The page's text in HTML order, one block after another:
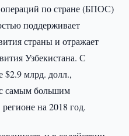
операций по стране (БПОС)
поддерживает
страны и отражает
Узбекистана. С
$2.9 млрд. долл.,
с самым большим
на 2018 год.